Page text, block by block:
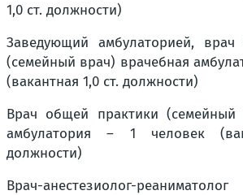
1,0 ст. должности)
Заведующий амбулаторией,
(семейный врач) врачебная
(вакантная 1,0 ст. должности)
Врач общей практики (семейный
амбулатория – 1 человек
должности)
Врач-анестезиолог-